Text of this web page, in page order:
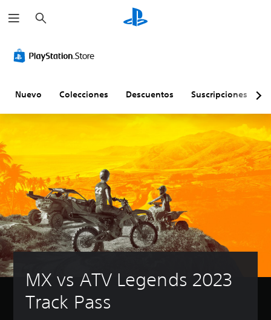
u
s
r
Nuevo Colecciones Descuentos Suscripciones
MX vs ATV Legends 2023
Track Pass